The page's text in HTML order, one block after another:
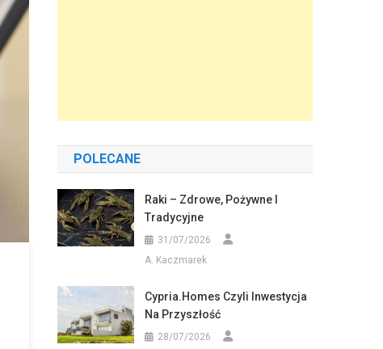
POLECANE
Raki – Zdrowe, Pożywne I
Tradycyjne
31/07/2026
A. Kaczmarek
Cypria.homes Czyli Inwestycja
Na Przyszłość
28/07/2026